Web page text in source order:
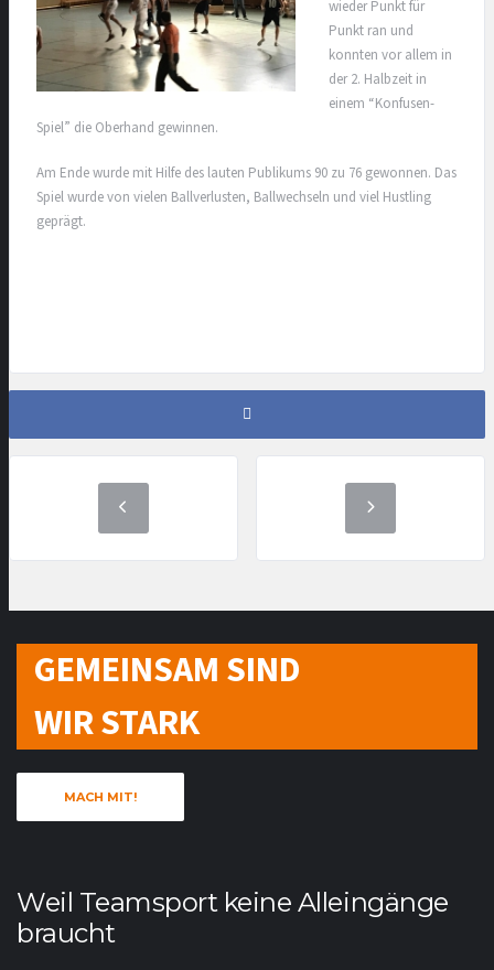
wieder Punkt für
Punkt ran und
konnten vor allem in
der 2. Halbzeit in
einem “Konfusen-
Spiel” die Oberhand gewinnen.
Am Ende wurde mit Hilfe des lauten Publikums 90 zu 76 gewonnen. Das
Spiel wurde von vielen Ballverlusten, Ballwechseln und viel Hustling
geprägt.
GEMEINSAM SIND
WIR STARK
MACH MIT!
Weil Teamsport keine Alleingänge
braucht